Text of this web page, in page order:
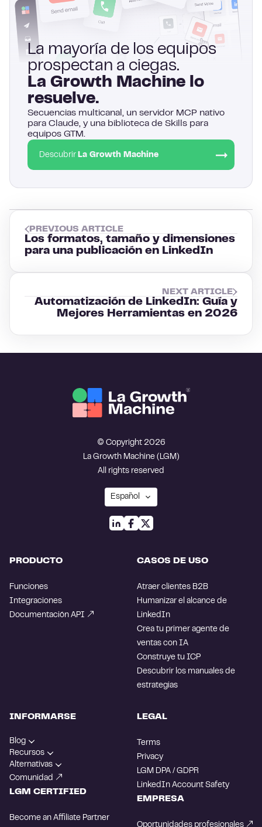
La mayoría de los equipos
prospectan a ciegas.
La Growth Machine lo
resuelve.
Secuencias multicanal, un servidor MCP nativo
para Claude, y una biblioteca de Skills para
equipos GTM.
Descubrir La Growth Machine
PREVIOUS ARTICLE
Los formatos, tamaño y dimensiones
para una publicación en LinkedIn
NEXT ARTICLE
Automatización de LinkedIn: Guía y
Mejores Herramientas en 2026
© Copyright 2026
La Growth Machine (LGM)
All rights reserved
PRODUCTO
Funciones
Integraciones
Documentación API
CASOS DE USO
Atraer clientes B2B
Humanizar el alcance de
LinkedIn
Crea tu primer agente de
ventas con IA
Construye tu ICP
Descubrir los manuales de
estrategias
INFORMARSE
Blog
Recursos
Alternativas
Comunidad
LGM CERTIFIED
Become an Affiliate Partner
LEGAL
Terms
Privacy
LGM DPA / GDPR
LinkedIn Account Safety
EMPRESA
Oportunidades profesionales